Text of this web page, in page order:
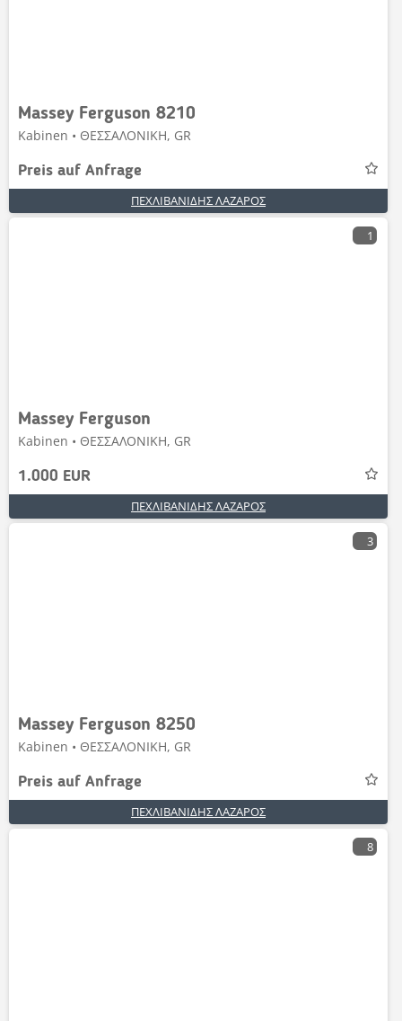
Massey Ferguson 8210
Kabinen • ΘΕΣΣΑΛΟΝΙΚΗ, GR
Preis auf Anfrage
ΠΕΧΛΙΒΑΝΙΔΗΣ ΛΑΖΑΡΟΣ
1
Massey Ferguson
Kabinen • ΘΕΣΣΑΛΟΝΙΚΗ, GR
1.000 EUR
ΠΕΧΛΙΒΑΝΙΔΗΣ ΛΑΖΑΡΟΣ
3
Massey Ferguson 8250
Kabinen • ΘΕΣΣΑΛΟΝΙΚΗ, GR
Preis auf Anfrage
ΠΕΧΛΙΒΑΝΙΔΗΣ ΛΑΖΑΡΟΣ
8